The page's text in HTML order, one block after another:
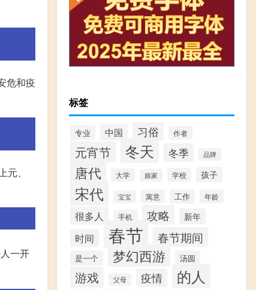
危和疫
、
一开
标签
专业 中国 习俗 作者
元宵节 冬天 冬季 品牌
唐代 大学 娘家 学校 孩子
宋代 宝宝 寓意 工作 年龄
很多人 手机 攻略 新年
时间 春节 春节期间
是一个 梦幻西游 汤圆
游戏 父母 疫情 的人